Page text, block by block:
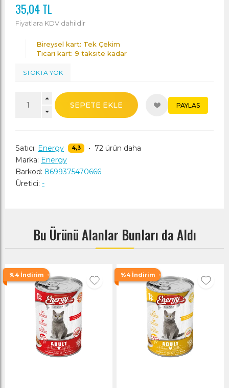
35,04 TL
Fiyatlara KDV dahildir
Bireysel kart: Tek Çekim
Ticari kart: 9 taksite kadar
STOKTA YOK
SEPETE EKLE PAYLAS
Satıcı: Energy 4,3 • 72 ürün daha
Marka: Energy
Barkod: 8699375470666
Üretici: -
Bu Ürünü Alanlar Bunları da Aldı
%4 İndirim %4 İndirim